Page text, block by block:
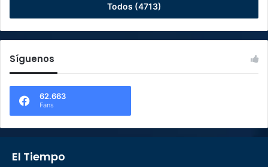
Todos (4713)
Síguenos
62.663
Fans
El Tiempo